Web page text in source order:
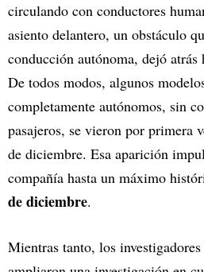
circulando con conductores
asiento delantero, un obstáculo
conducción autónoma, dejó atrás
De todos modos, algunos
completamente autónomos, sin
pasajeros, se vieron por primera
de diciembre. Esa aparición
compañía hasta un máximo
de diciembre.
Mientras tanto, los